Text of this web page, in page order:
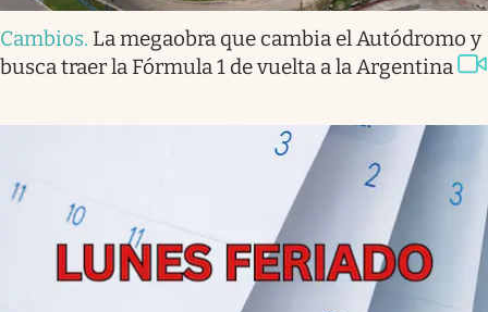
Cambios. La megaobra que cambia el Autódromo y
busca traer la Fórmula 1 de vuelta a la Argentina